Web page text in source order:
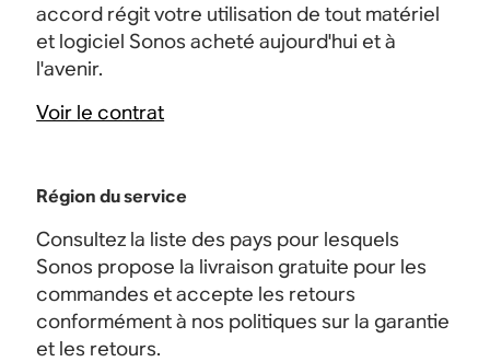
accord régit votre utilisation de tout matériel
et logiciel Sonos acheté aujourd'hui et à
l'avenir.
Voir le contrat
Région du service
Consultez la liste des pays pour lesquels
Sonos propose la livraison gratuite pour les
commandes et accepte les retours
conformément à nos politiques sur la garantie
et les retours.